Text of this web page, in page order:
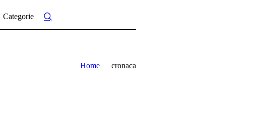
Categorie
Home cronaca